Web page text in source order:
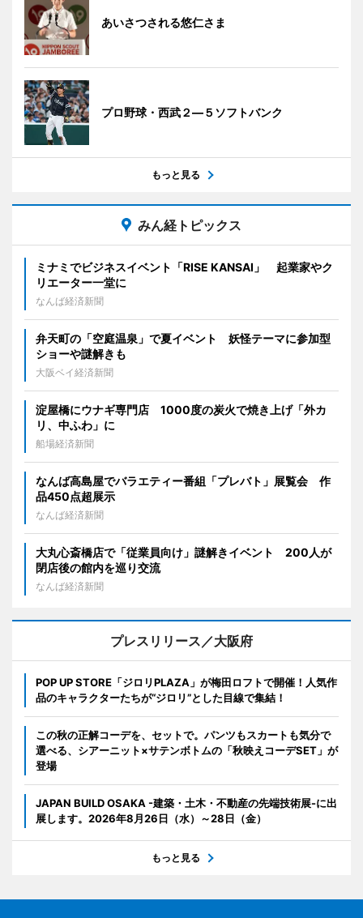
あいさつされる悠仁さま
プロ野球・西武２―５ソフトバンク
もっと見る
みん経トピックス
ミナミでビジネスイベント「RISE KANSAI」 起業家やク
リエーター一堂に
なんば経済新聞
弁天町の「空庭温泉」で夏イベント 妖怪テーマに参加型
ショーや謎解きも
大阪ベイ経済新聞
淀屋橋にウナギ専門店 1000度の炭火で焼き上げ「外カ
リ、中ふわ」に
船場経済新聞
なんば高島屋でバラエティー番組「プレバト」展覧会 作
品450点超展示
なんば経済新聞
大丸心斎橋店で「従業員向け」謎解きイベント 200人が
閉店後の館内を巡り交流
なんば経済新聞
プレスリリース／大阪府
POP UP STORE「ジロリPLAZA」が梅田ロフトで開催！人気作
品のキャラクターたちが“ジロリ”とした目線で集結！
この秋の正解コーデを、セットで。パンツもスカートも気分で
選べる、シアーニット×サテンボトムの「秋映えコーデSET」が
登場
JAPAN BUILD OSAKA -建築・土木・不動産の先端技術展-に出
展します。2026年8月26日（水）～28日（金）
もっと見る